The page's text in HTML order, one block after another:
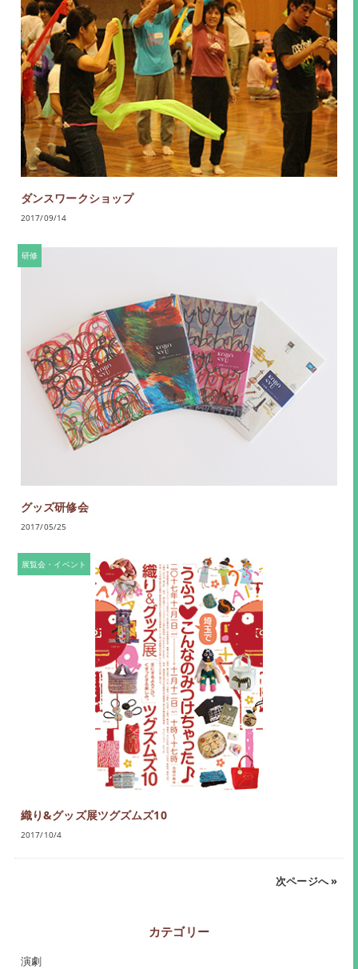
ダンスワークショップ
2017/09/14
グッズ研修会
2017/05/25
研修
織り&グッズ展ツグズムズ10
2017/10/4
展覧会・イベント
次ページへ »
カテゴリー
演劇